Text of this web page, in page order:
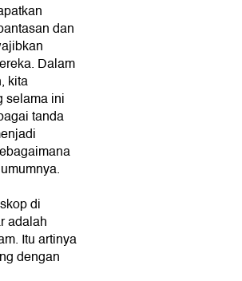
dan
Dalam
kita
selama ini
tanda
di
adalah
Itu artinya
dengan